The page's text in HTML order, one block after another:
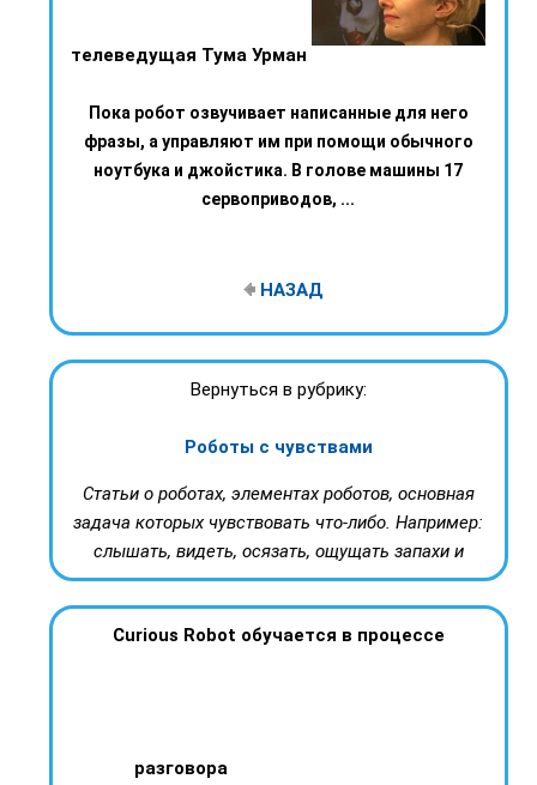
телеведущая Тума Урман
Пока робот озвучивает написанные для него
фразы, а управляют им при помощи обычного
ноутбука и джойстика. В голове машины 17
сервоприводов, ...
НАЗАД
Вернуться в рубрику:
Роботы с чувствами
Статьи о роботах, элементах роботов, основная
задача которых чувствовать что-либо. Например:
слышать, видеть, осязать, ощущать запахи и
Curious Robot обучается в процессе
разговора